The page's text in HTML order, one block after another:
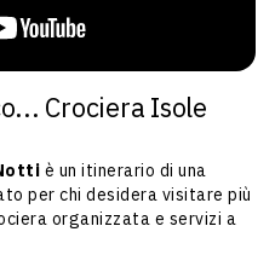
Crociera Isole
è un itinerario di una
per chi desidera visitare più
organizzata e servizi a